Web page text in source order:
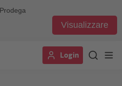
Visualizzare
Login